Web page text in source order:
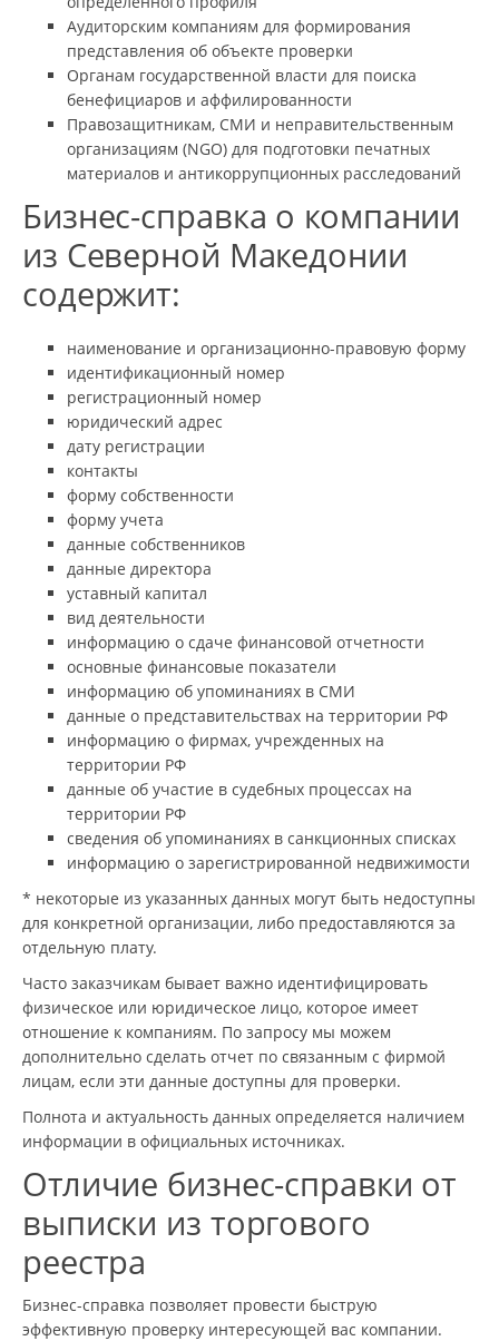
Аудиторским компаниям для формирования
представления об объекте проверки
Органам государственной власти для поиска
бенефициаров и аффилированности
Правозащитникам, СМИ и неправительственным
организациям (NGO) для подготовки печатных
материалов и антикоррупционных расследований
Бизнес-справка о компании
из Северной Македонии
содержит:
наименование и организационно-правовую форму
идентификационный номер
регистрационный номер
юридический адрес
дату регистрации
контакты
форму собственности
форму учета
данные собственников
данные директора
уставный капитал
вид деятельности
информацию о сдаче финансовой отчетности
основные финансовые показатели
информацию об упоминаниях в СМИ
данные о представительствах на территории РФ
информацию о фирмах, учрежденных на
территории РФ
данные об участие в судебных процессах на
территории РФ
сведения об упоминаниях в санкционных списках
информацию о зарегистрированной недвижимости
* некоторые из указанных данных могут быть недоступны
для конкретной организации, либо предоставляются за
отдельную плату.
Часто заказчикам бывает важно идентифицировать
физическое или юридическое лицо, которое имеет
отношение к компаниям. По запросу мы можем
дополнительно сделать отчет по связанным с фирмой
лицам, если эти данные доступны для проверки.
Полнота и актуальность данных определяется наличием
информации в официальных источниках.
Отличие бизнес-справки от
выписки из торгового
реестра
Бизнес-справка позволяет провести быструю
эффективную проверку интересующей вас компании.